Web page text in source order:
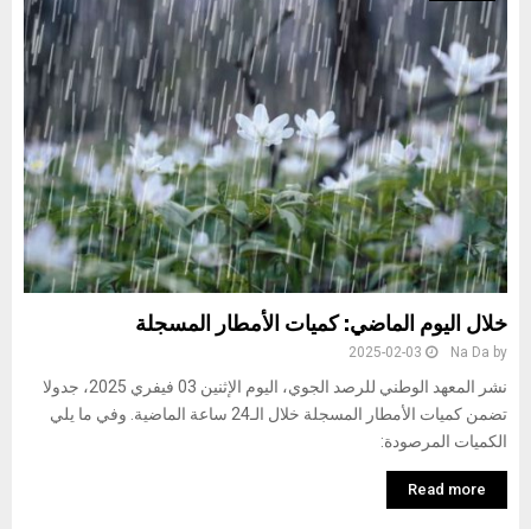
خلال اليوم الماضي: كميات الأمطار المسجلة
by
Na Da
2025-02-03
نشر المعهد الوطني للرصد الجوي، اليوم الإثنين 03 فيفري 2025، جدولا
تضمن كميات الأمطار المسجلة خلال الـ24 ساعة الماضية. وفي ما يلي
الكميات المرصودة:
Read more